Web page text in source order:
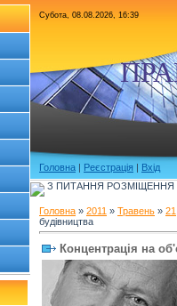
Субота, 08.08.2026, 16:39
Головна | Реєстрація | Вхід
З ПИТАННЯ РОЗМІЩЕННЯ
Головна » 2011 » Травень » 21
будівництва
Концентрація на